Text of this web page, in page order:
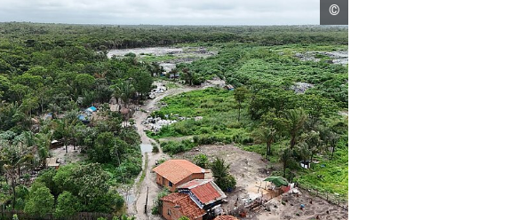
Copyright
Informationen
öffnen
©